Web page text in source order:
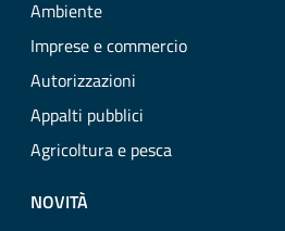
Ambiente
Imprese e commercio
Autorizzazioni
Appalti pubblici
Agricoltura e pesca
NOVITÀ